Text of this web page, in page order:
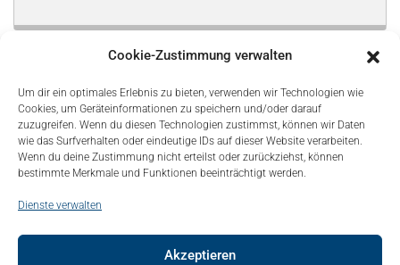
Cookie-Zustimmung verwalten
Um dir ein optimales Erlebnis zu bieten, verwenden wir Technologien wie
Cookies, um Geräteinformationen zu speichern und/oder darauf
zuzugreifen. Wenn du diesen Technologien zustimmst, können wir Daten
wie das Surfverhalten oder eindeutige IDs auf dieser Website verarbeiten.
Wenn du deine Zustimmung nicht erteilst oder zurückziehst, können
bestimmte Merkmale und Funktionen beeinträchtigt werden.
Dienste verwalten
Akzeptieren